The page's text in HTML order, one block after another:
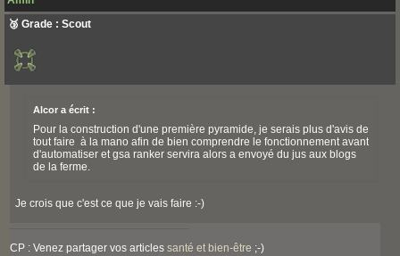
🥉 Grade : Scout
Alcor a écrit :
Pour la construction d'une première pyramide, je serais plus d'avis de
tout faire à la mano afin de bien comprendre le fonctionnement avant
d'automatiser et gsa ranker servira alors a envoyé du jus aux blogs
de la ferme.
Je crois que c'est ce que je vais faire :-)
CP : Venez partager vos articles santé et bien-être ;-)